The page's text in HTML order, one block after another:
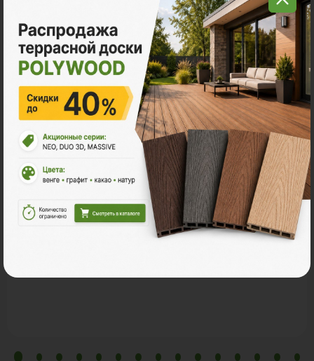
Акции
Акция
11.11 - Графитовый понедельник в